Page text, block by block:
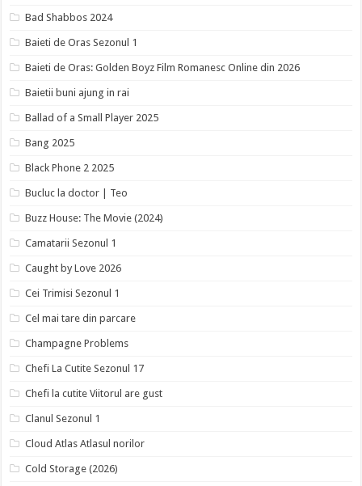
Bad Shabbos 2024
Baieti de Oras Sezonul 1
Baieti de Oras: Golden Boyz Film Romanesc Online din 2026
Baietii buni ajung in rai
Ballad of a Small Player 2025
Bang 2025
Black Phone 2 2025
Bucluc la doctor | Teo
Buzz House: The Movie (2024)
Camatarii Sezonul 1
Caught by Love 2026
Cei Trimisi Sezonul 1
Cel mai tare din parcare
Champagne Problems
Chefi La Cutite Sezonul 17
Chefi la cutite Viitorul are gust
Clanul Sezonul 1
Cloud Atlas Atlasul norilor
Cold Storage (2026)